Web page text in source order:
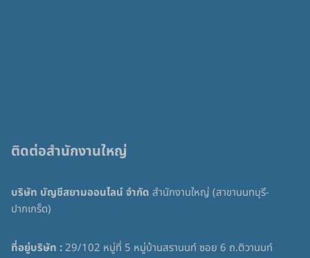
ติดต่อสำนักงานใหญ่
บริษัท บัญชีสยามออนไลน์ จำกัด สำนักงานใหญ่ (สาขานนทบุรี-
ปากเกร็ด)
ที่อยู่บริษัท :29/102 หมู่ที่ 5 หมู่บ้านสรานนท์ ซอย 6 ถ.ติวานนท์